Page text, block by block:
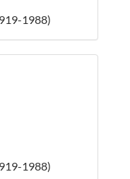
1988)
1988)